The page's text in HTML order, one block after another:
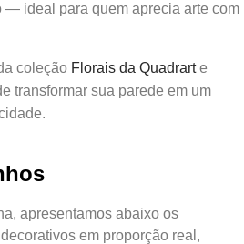
— ideal para quem aprecia arte com
coleção Florais da Quadrarte
transformar sua parede em um
apresentamos abaixo os
em proporção real,